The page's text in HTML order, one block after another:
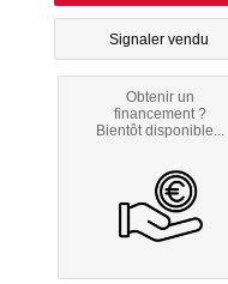
Signaler vendu
Obtenir un
financement ?
Bientôt disponible...